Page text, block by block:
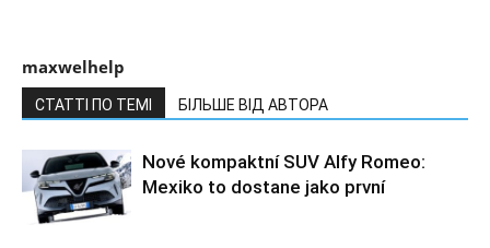
maxwelhelp
СТАТТІ ПО ТЕМІ БІЛЬШЕ ВІД АВТОРА
Nové kompaktní SUV Alfy Romeo:
Mexiko to dostane jako první